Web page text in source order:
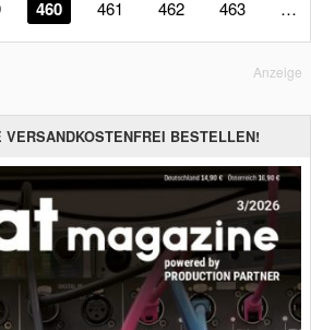
460 461 462 463 …
Anzeige
BESTELLEN!